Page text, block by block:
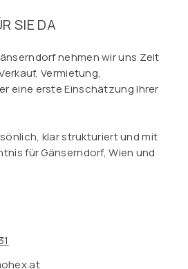
SIE DA
nehmen wir uns Zeit
Vermietung,
eine erste Einschätzung Ihrer
klar strukturiert und mit
für Gänserndorf, Wien und